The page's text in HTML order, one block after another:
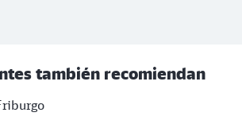
también recomiendan